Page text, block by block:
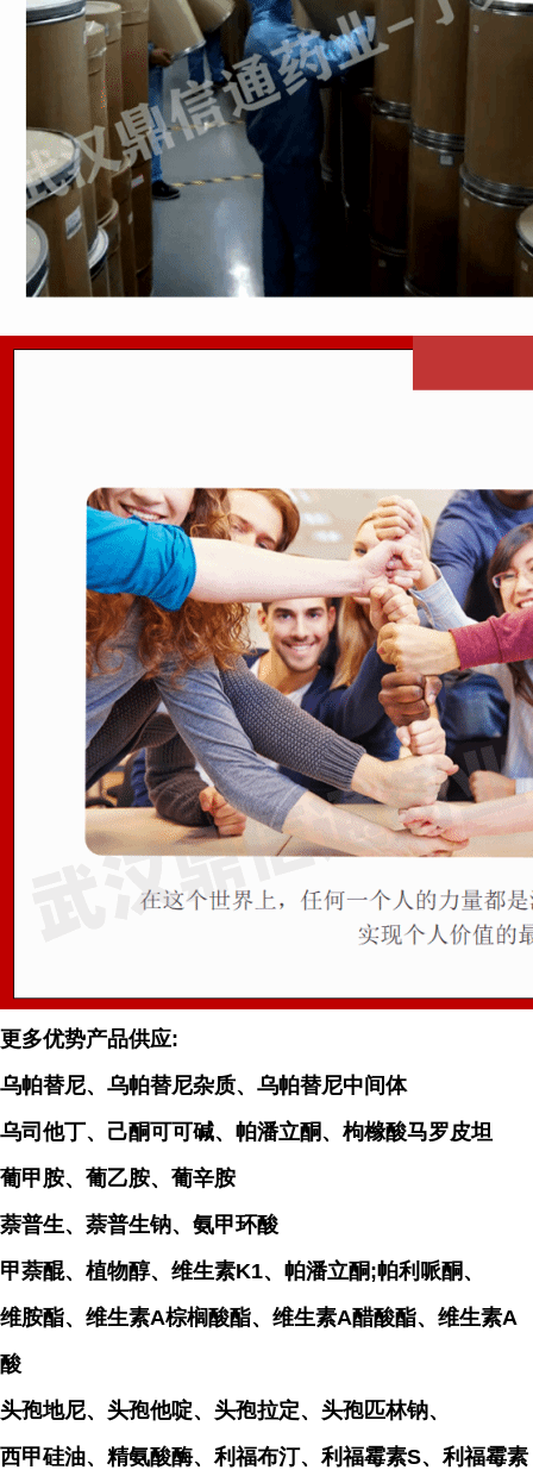
更多优势产品供应:
乌帕替尼、乌帕替尼杂质、乌帕替尼中间体
乌司他丁、己酮可可碱、帕潘立酮、枸橼酸马罗皮坦
葡甲胺、葡乙胺、葡辛胺
萘普生、萘普生钠、氨甲环酸
甲萘醌、植物醇、维生素K1、帕潘立酮;帕利哌酮、
维胺酯、维生素A棕榈酸酯、维生素A醋酸酯、维生素A
酸
头孢地尼、头孢他啶、头孢拉定、头孢匹林钠、
西甲硅油、精氨酸酶、利福布汀、利福霉素S、利福霉素